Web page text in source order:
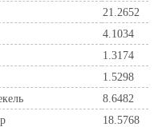
21.2652
4.1034
1.3174
1.5298
8.6482
18.5768